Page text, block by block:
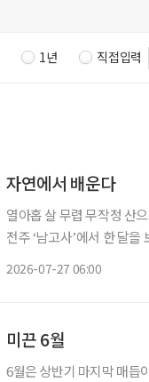
1년 직접입력
자연에서 배운다
열아홉 살 무렵 무작정 산
전주 ‘남고사’에서 한 달
2026-07-27 06:00
미끈 6월
6월은 상반기 마지막 매듭